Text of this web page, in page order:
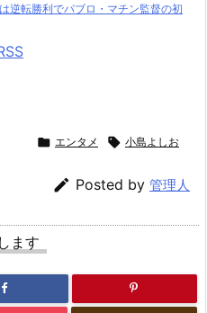
逆転勝利でパブロ・マチン監督の初
 エンタメ  小島よしお
 Posted by 管理人
ます